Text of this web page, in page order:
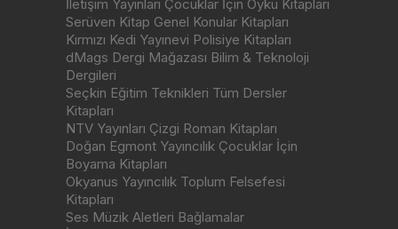
İletişim Yayınları Çocuklar İçin Öykü Kitapları
Serüven Kitap Genel Konular Kitapları
Kırmızı Kedi Yayınevi Polisiye Kitapları
dMags Dergi Mağazası Bilim & Teknoloji
Dergileri
Seçkin Eğitim Teknikleri Tüm Dersler
Kitapları
NTV Yayınları Çizgi Roman Kitapları
Doğan Egmont Yayıncılık Çocuklar İçin
Boyama Kitapları
Okyanus Yayıncılık Toplum Felsefesi
Kitapları
Ses Müzik Aletleri Bağlamalar